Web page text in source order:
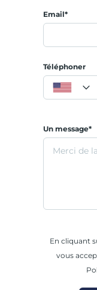
Email*
Téléphoner
Un message*
En cliquant
vous